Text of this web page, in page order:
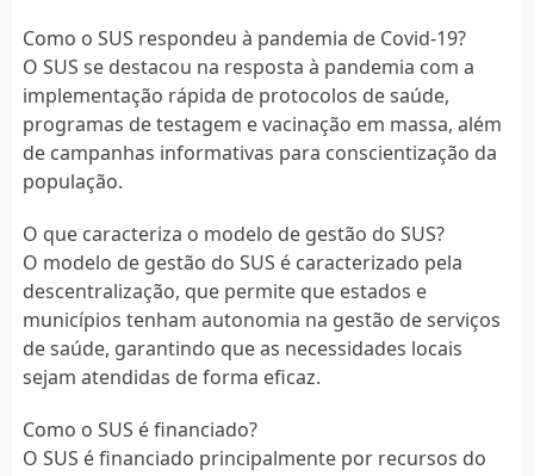
Como o SUS respondeu à pandemia de Covid-19?
O SUS se destacou na resposta à pandemia com a
implementação rápida de protocolos de saúde,
programas de testagem e vacinação em massa, além
de campanhas informativas para conscientização da
população.
O que caracteriza o modelo de gestão do SUS?
O modelo de gestão do SUS é caracterizado pela
descentralização, que permite que estados e
municípios tenham autonomia na gestão de serviços
de saúde, garantindo que as necessidades locais
sejam atendidas de forma eficaz.
Como o SUS é financiado?
O SUS é financiado principalmente por recursos do